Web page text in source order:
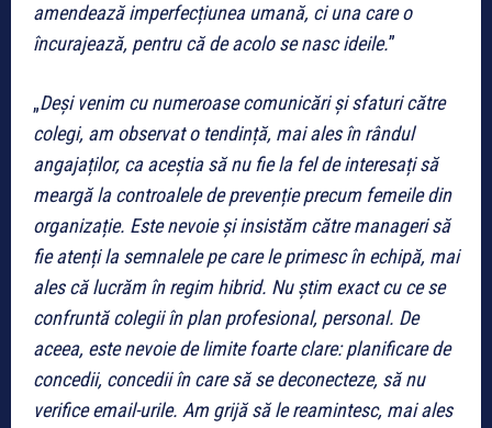
amendează imperfecțiunea umană, ci una care o
încurajează, pentru că de acolo se nasc ideile.”
„Deși venim cu numeroase comunicări și sfaturi către
colegi, am observat o tendință, mai ales în rândul
angajaților, ca aceștia să nu fie la fel de interesați să
meargă la controalele de prevenție precum femeile din
organizație. Este nevoie și insistăm către manageri să
fie atenți la semnalele pe care le primesc în echipă, mai
ales că lucrăm în regim hibrid. Nu știm exact cu ce se
confruntă colegii în plan profesional, personal. De
aceea, este nevoie de limite foarte clare: planificare de
concedii, concedii în care să se deconecteze, să nu
verifice email-urile. Am grijă să le reamintesc, mai ales